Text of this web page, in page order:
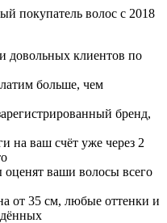
покупатель волос c 2018
довольных клиентов по
больше, чем
бренд,
на ваш счёт уже через 2
ваши волосы всего
от 35 см, любые оттенки и